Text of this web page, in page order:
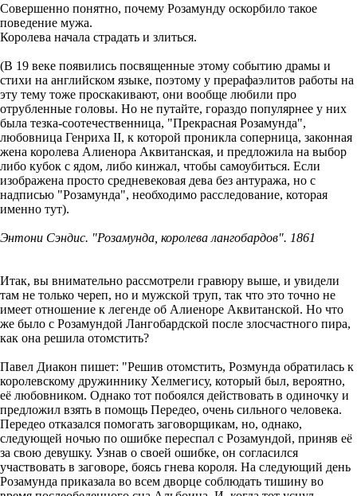
Совершенно понятно, почему Розамунду оскорбило такое
поведение мужа.
Королева начала страдать и злиться.
(В 19 веке появились посвященные этому событию драмы и
стихи на английском языке, поэтому у прерафаэлитов работы на
эту тему тоже проскакивают, они вообще любили про
отрубленные головы. Но не путайте, гораздо популярнее у них
была тезка-соотечественница, "Прекрасная Розамунда",
любовница Генриха II, к которой проникла соперница, законная
жена королева Алиенора Аквитанская, и предложила на выбор
либо кубок с ядом, либо кинжал, чтобы самоубиться. Если
изображена просто средневековая дева без антуража, но с
надписью "Розамунда", необходимо расследование, которая
именно тут).
Энтони Сэндис. "Розамунда, королева лангобардов". 1861
Итак, вы внимательно рассмотрели гравюру выше, и увидели
там не только череп, но и мужской труп, так что это точно не
имеет отношение к легенде об Алиеноре Аквитанской. Но что
же было с Розамундой Лангобардской после злосчастного пира,
как она решила отомстить?
Павел Диакон пишет: "Решив отомстить, Розмунда обратилась к
королевскому дружиннику Хелмегису, который был, вероятно,
её любовником. Однако тот побоялся действовать в одиночку и
предложил взять в помощь Передео, очень сильного человека.
Передео отказался помогать заговорщикам, но, однако,
следующей ночью по ошибке переспал с Розамундой, приняв её
за свою девушку. Узнав о своей ошибке, он согласился
участвовать в заговоре, боясь гнева короля. На следующий день
Розамунда приказала во всем дворце соблюдать тишину во